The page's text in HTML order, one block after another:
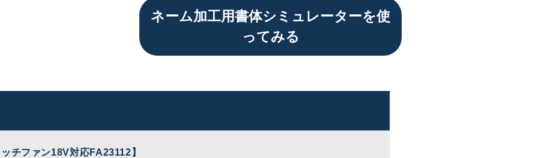
ネーム加工用書体シミュレーターを使
ってみる
チファン18V対応FA23112】